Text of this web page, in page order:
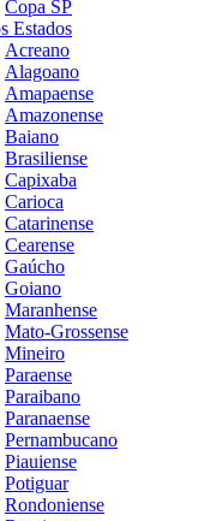
Copa SP
Estados
Acreano
Alagoano
Amapaense
Amazonense
Baiano
Brasiliense
Capixaba
Carioca
Catarinense
Cearense
Gaúcho
Goiano
Maranhense
Mato-Grossense
Mineiro
Paraense
Paraibano
Paranaense
Pernambucano
Piauiense
Potiguar
Rondoniense